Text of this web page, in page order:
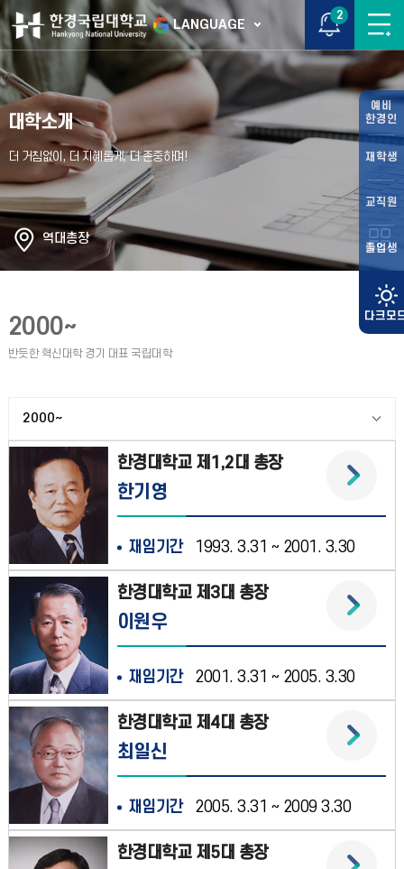
LANGUAGE
2
예비
한경인
재학생
교직원
졸업생
대학소개
역대총장
2000~
2000~
한경대학교 제1,2대 총장
한기영
재임기간 1993. 3.31 ~ 2001. 3.30
한경대학교 제3대 총장
이원우
재임기간 2001. 3.31 ~ 2005. 3.30
한경대학교 제4대 총장
최일신
재임기간 2005. 3.31 ~ 2009 3.30
한경대학교 제5대 총장